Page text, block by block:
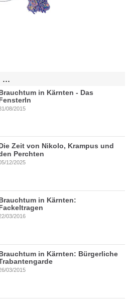
...
in Kärnten - Das
08/2015
Die Zeit von Nikolo, Krampus und
Perchten
12/2025
in Kärnten:
03/2016
in Kärnten: Bürgerliche
03/2015